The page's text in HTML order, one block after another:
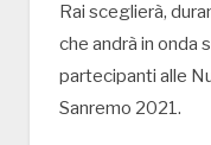
Rai sceglierà,
che andrà in onda
partecipanti alle
Sanremo 2021.